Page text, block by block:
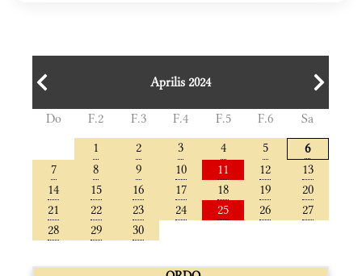
Aprilis 2024
Do F.2 F.3 F.4 F.5 F.6
Sa
1
2 3 4 5
6
7
8 9 10 11 12
13
14
15 16 17 18 19
20
21
22 23 24 25 26
27
28
29 30